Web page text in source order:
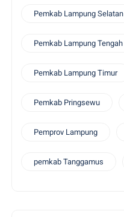
Pemkab Lampung Selatan
Pemkab Lampung Tengah
Pemkab Lampung Timur
Pemkab Pringsewu
Pemprov Lampung
pemkab Tanggamus